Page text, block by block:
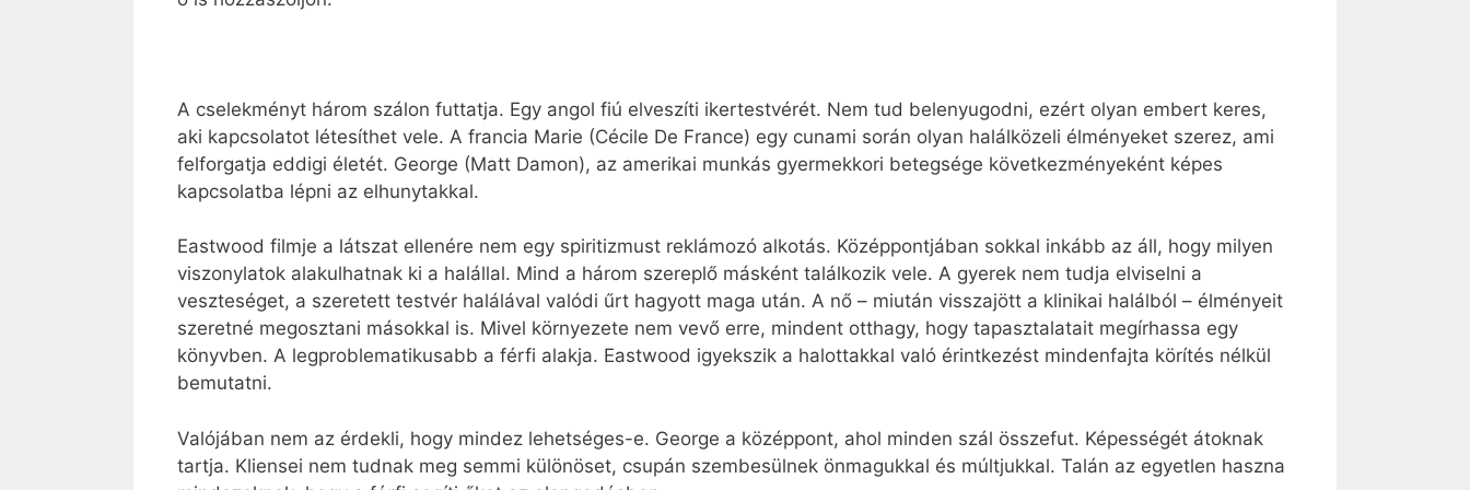
A cselekményt három szálon futtatja. Egy angol fiú elveszíti ikertestvérét. Nem tud belenyugodni, ezért olyan embert keres,
aki kapcsolatot létesíthet vele. A francia Marie (Cécile De France) egy cunami során olyan halálközeli élményeket szerez, ami
felforgatja eddigi életét. George (Matt Damon), az amerikai munkás gyermekkori betegsége következményeként képes
kapcsolatba lépni az elhunytakkal.
Eastwood filmje a látszat ellenére nem egy spiritizmust reklámozó alkotás. Középpontjában sokkal inkább az áll, hogy milyen
viszonylatok alakulhatnak ki a halállal. Mind a három szereplő másként találkozik vele. A gyerek nem tudja elviselni a
veszteséget, a szeretett testvér halálával valódi űrt hagyott maga után. A nő – miután visszajött a klinikai halálból – élményeit
szeretné megosztani másokkal is. Mivel környezete nem vevő erre, mindent otthagy, hogy tapasztalatait megírhassa egy
könyvben. A legproblematikusabb a férfi alakja. Eastwood igyekszik a halottakkal való érintkezést mindenfajta körítés nélkül
bemutatni.
Valójában nem az érdekli, hogy mindez lehetséges-e. George a középpont, ahol minden szál összefut. Képességét átoknak
tartja. Kliensei nem tudnak meg semmi különöset, csupán szembesülnek önmagukkal és múltjukkal. Talán az egyetlen haszna